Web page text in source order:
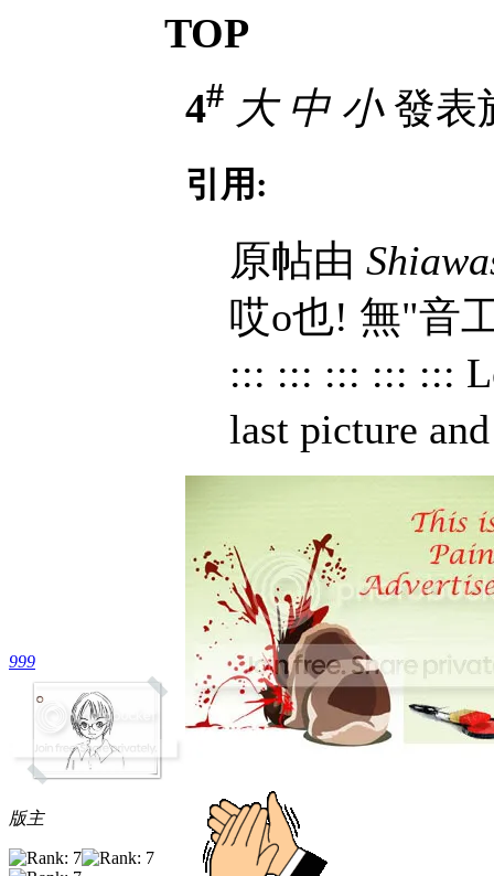
TOP
999
版主
4# 大 中 小發表
引用:
原帖由
哎o也! 無"音
::: ::: ::: ::: :::
last picture